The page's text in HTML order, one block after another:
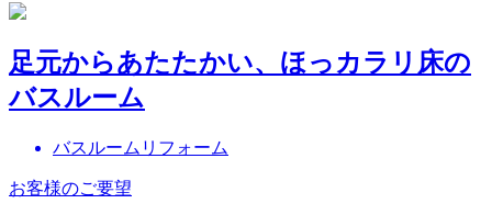
足元からあたたかい、ほっカラリ床の
バスルーム
バスルームリフォーム
お客様のご要望